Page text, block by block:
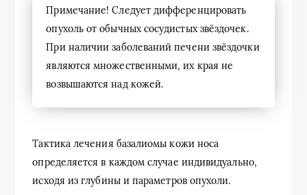
Примечание! Следует дифференцировать
опухоль от обычных сосудистых звёздочек.
При наличии заболеваний печени звёздочки
являются множественными, их края не
возвышаются над кожей.
Тактика лечения базалиомы кожи носа
определяется в каждом случае индивидуально,
исходя из глубины и параметров опухоли.